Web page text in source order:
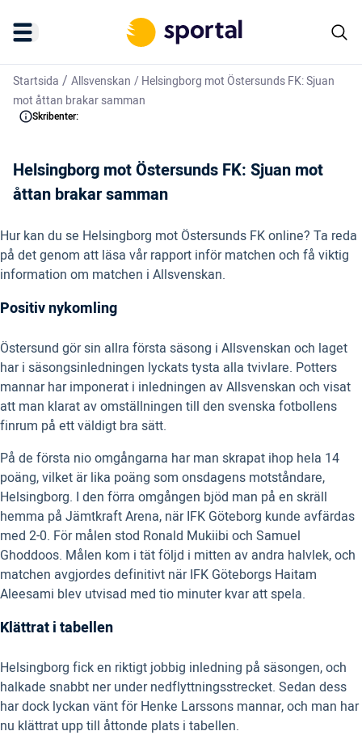
Startsida / Allsvenskan /Helsingborg mot Östersunds FK: Sjuan
mot åttan brakar samman
Skribenter:
Helsingborg mot Östersunds FK: Sjuan mot
åttan brakar samman
Hur kan du se Helsingborg mot Östersunds FK online? Ta reda
på det genom att läsa vår rapport inför matchen och få viktig
information om matchen i Allsvenskan.
Positiv nykomling
Östersund gör sin allra första säsong i Allsvenskan och laget
har i säsongsinledningen lyckats tysta alla tvivlare. Potters
mannar har imponerat i inledningen av Allsvenskan och visat
att man klarat av omställningen till den svenska fotbollens
finrum på ett väldigt bra sätt.
På de första nio omgångarna har man skrapat ihop hela 14
poäng, vilket är lika poäng som onsdagens motståndare,
Helsingborg. I den förra omgången bjöd man på en skräll
hemma på Jämtkraft Arena, när IFK Göteborg kunde avfärdas
med 2-0. För målen stod Ronald Mukiibi och Samuel
Ghoddoos. Målen kom i tät följd i mitten av andra halvlek, och
matchen avgjordes definitivt när IFK Göteborgs Haitam
Aleesami blev utvisad med tio minuter kvar att spela.
Klättrat i tabellen
Helsingborg fick en riktigt jobbig inledning på säsongen, och
halkade snabbt ner under nedflyttningsstrecket. Sedan dess
har dock lyckan vänt för Henke Larssons mannar, och man har
nu klättrat upp till åttonde plats i tabellen.